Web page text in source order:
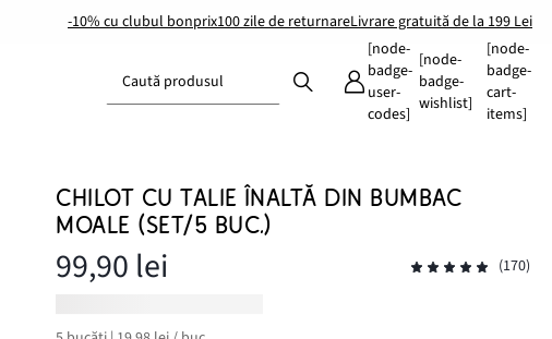
-10% cu clubul bonprix100 zile de returnareLivrare gratuită de la 199 Lei
Caută produsul
[node-
badge-
user-
codes]
[node-
badge-
wishlist]
[node-
badge-
cart-
items]
CHILOT CU TALIE ÎNALTĂ DIN BUMBAC
MOALE (SET/5 BUC.)
99,90 lei (170)